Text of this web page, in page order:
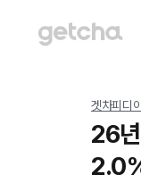
겟차피디
26